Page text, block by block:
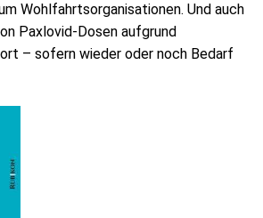
Wohlfahrtsorganisationen. Und auch
Paxlovid-Dosen aufgrund
– sofern wieder oder noch Bedarf